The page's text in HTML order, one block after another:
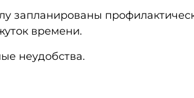
запланированы
времени.
неудобства.